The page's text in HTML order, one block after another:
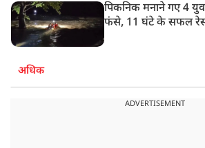
पिकनिक मनाने गए 4
फंसे, 11 घंटे के सफल
अधिक
ADVERTISEMENT